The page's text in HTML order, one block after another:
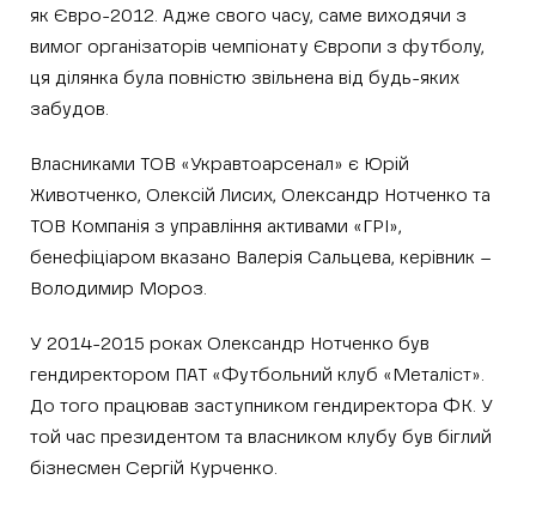
як Євро-2012. Адже свого часу, саме виходячи з
вимог організаторів чемпіонату Європи з футболу,
ця ділянка була повністю звільнена від будь-яких
забудов.
Власниками ТОВ «Укравтоарсенал» є Юрій
Животченко, Олексій Лисих, Олександр Нотченко та
ТОВ Компанія з управління активами «ГРІ»,
бенефіціаром вказано Валерія Сальцева, керівник –
Володимир Мороз.
У 2014-2015 роках Олександр Нотченко був
гендиректором ПАТ «Футбольний клуб «Металіст».
До того працював заступником гендиректора ФК. У
той час президентом та власником клубу був біглий
бізнесмен Сергій Курченко.